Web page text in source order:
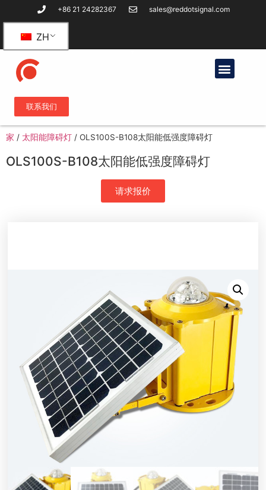
+86 21 24282367 sales@reddotsignal.com
ZH
联系我们
家 / 太阳能障碍灯 / OLS100S-B108太阳能低强度障碍灯
OLS100S-B108太阳能低强度障碍灯
请求报价